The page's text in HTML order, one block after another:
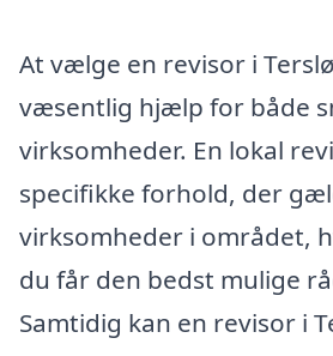
At vælge en revisor i
væsentlig hjælp for både
virksomheder. En lokal
specifikke forhold, der
virksomheder i området,
du får den bedst mulige
Samtidig kan en revisor i